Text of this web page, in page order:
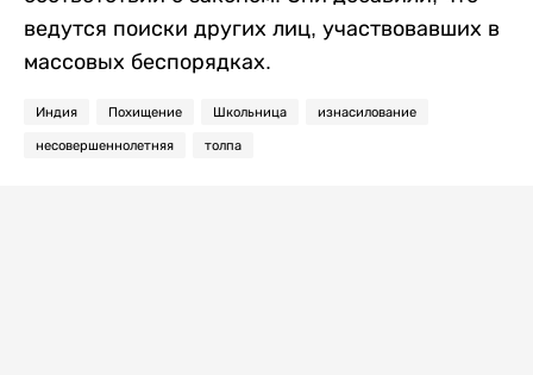
ведутся поиски других лиц, участвовавших в
массовых беспорядках.
Индия Похищение Школьница изнасилование
несовершеннолетняя толпа